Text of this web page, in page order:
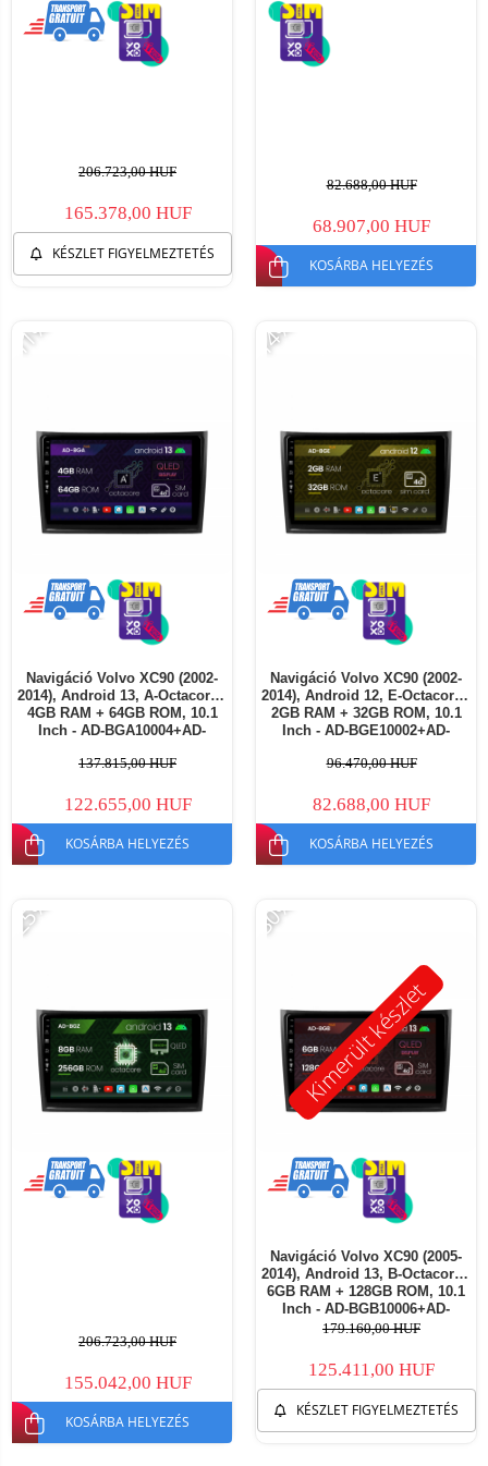
206.723,00 HUF
165.378,00 HUF
KÉSZLET FIGYELMEZTETÉS
82.688,00 HUF
68.907,00 HUF
KOSÁRBA HELYEZÉS
-11%
Navigáció Volvo XC90 (2002-
2014), Android 13, A-Octacore /
4GB RAM + 64GB ROM, 10.1
Inch - AD-BGA10004+AD-
137.815,00 HUF
122.655,00 HUF
KOSÁRBA HELYEZÉS
-14%
Navigáció Volvo XC90 (2002-
2014), Android 12, E-Octacore /
2GB RAM + 32GB ROM, 10.1
Inch - AD-BGE10002+AD-
96.470,00 HUF
82.688,00 HUF
KOSÁRBA HELYEZÉS
-25%
206.723,00 HUF
155.042,00 HUF
KOSÁRBA HELYEZÉS
Kimerült készlet
-30%
Navigáció Volvo XC90 (2005-
2014), Android 13, B-Octacore /
6GB RAM + 128GB ROM, 10.1
Inch - AD-BGB10006+AD-
BGRKIT395
179.160,00 HUF
125.411,00 HUF
KÉSZLET FIGYELMEZTETÉS